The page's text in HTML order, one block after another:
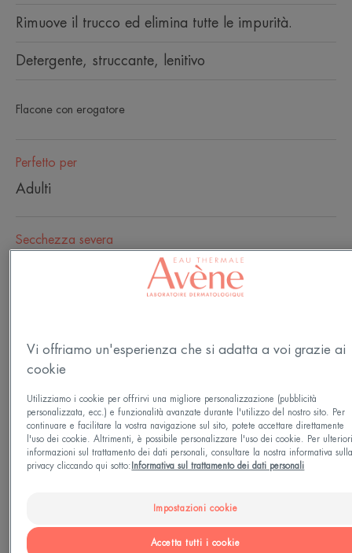
Rimuove il trucco ed elimina tutte le impurità.
Detergente, struccante, lenitivo
Flacone con erogatore
Perfetto per
Adulti
Secchezza severa
Pelle leggermente secca - Pelle secca - Pelle molto
Tipo di pelle
Pelle secca - Pelle molto secca - Pelle sensibile -
Esigenze
Struccante - Rimozione del trucco
Vi offriamo un'esperienza che si adatta a voi grazie ai
cookie
Utilizziamo i cookie per offrirvi una migliore personalizzazione (pubblicità
personalizzata, ecc.) e funzionalità avanzate durante l'utilizzo del nostro sito. Per
continuare e facilitare la vostra navigazione sul sito, potete accettare direttamente
l'uso dei cookie. Altrimenti, è possibile personalizzare l'uso dei cookie. Per
informazioni sul trattamento dei dati personali, consultare la nostra informativa
privacy cliccando qui sotto: Informativa sul trattamento dei dati personali
Impostazioni cookie
Accetta tutti i cookie